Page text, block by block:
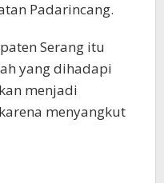
Padarincang.
Serang itu
yang dihadapi
menjadi
menyangkut